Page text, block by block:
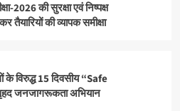
2026 की सुरक्षा एवं निष्पक्ष
की व्यापक समीक्षा
के विरुद्ध 15 दिवसीय “Safe
जनजागरूकता अभियान